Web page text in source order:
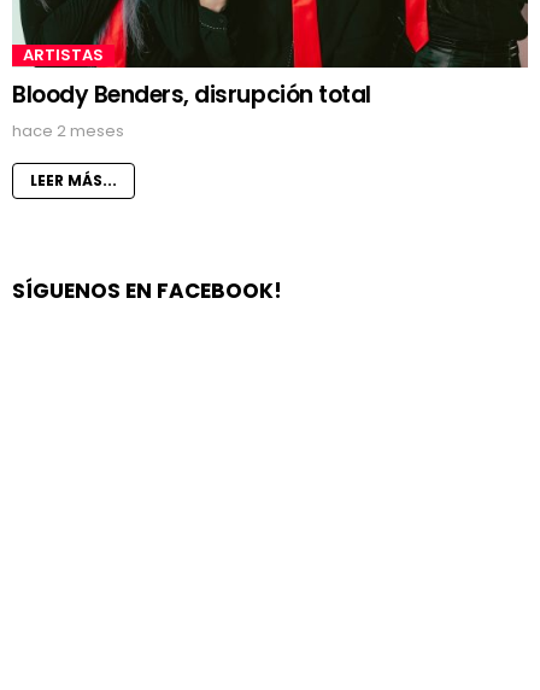
ARTISTAS
Bloody Benders, disrupción total
hace 2 meses
LEER MÁS...
SÍGUENOS EN FACEBOOK!